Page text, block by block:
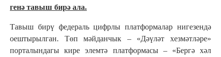
генә тавыш бирә ала.
Тавыш бирү федераль цифрлы платформалар нигезендә
оештырылган. Төп мәйданчык – «Дәүләт хезмәтләре»
порталындагы кире элемтә платформасы – «Бергә хәл